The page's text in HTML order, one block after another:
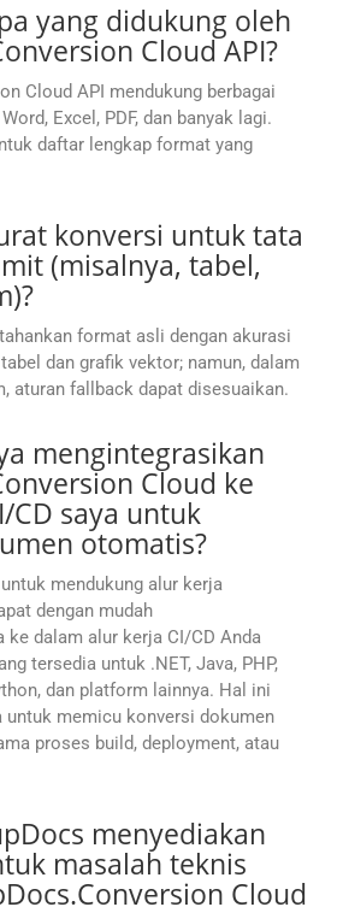
yang didukung oleh
Cloud API?
Cloud API mendukung berbagai
Excel, PDF, dan banyak lagi.
daftar lengkap format yang
konversi untuk tata
(misalnya, tabel,
format asli dengan akurasi
dan grafik vektor; namun, dalam
aturan fallback dapat disesuaikan.
mengintegrasikan
Cloud ke
CD saya untuk
otomatis?
mendukung alur kerja
dengan mudah
ke dalam alur kerja CI/CD Anda
tersedia untuk .NET, Java, PHP,
dan platform lainnya. Hal ini
untuk memicu konversi dokumen
proses build, deployment, atau
menyediakan
masalah teknis
Cloud